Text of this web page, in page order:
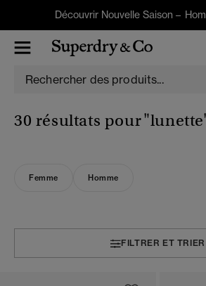
Découvrir Nouvelle Saison –
30 résultats pour
Femme Homme
FILTRER ET TRIER